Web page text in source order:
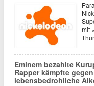
mit
Eminem bezahlte
Rapper kämpfte gegen
lebensbedrohliche